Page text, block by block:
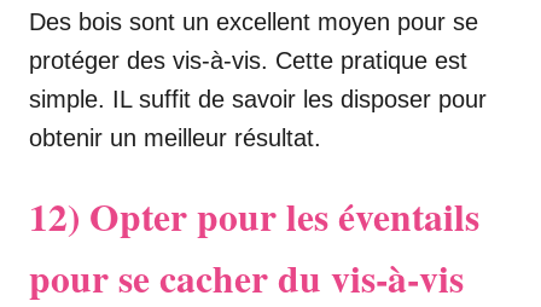
Des bois sont un excellent moyen pour se
protéger des vis-à-vis. Cette pratique est
simple. IL suffit de savoir les disposer pour
obtenir un meilleur résultat.
12) Opter pour les éventails
pour se cacher du vis-à-vis